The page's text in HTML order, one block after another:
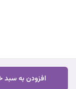
افزودن به سبد